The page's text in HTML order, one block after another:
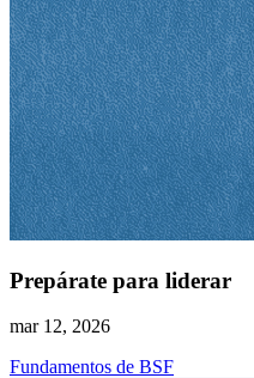
Prepárate para liderar
mar 12, 2026
Fundamentos de BSF